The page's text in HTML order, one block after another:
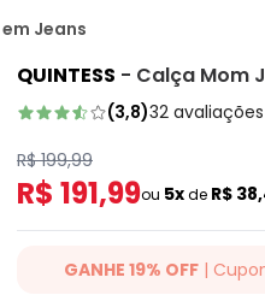
Jeans
QUINTESS - Calça Mom
(3,8)32 avaliações
R$ 199,99
R$ 191,99ou 5xde R$
GANHE 19% OFF |